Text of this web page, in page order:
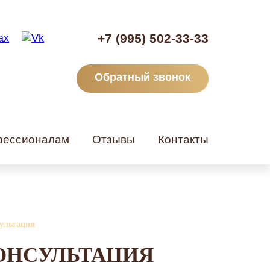
+7 (995) 502-33-33
Обратный звонок
Отзывы Контакты